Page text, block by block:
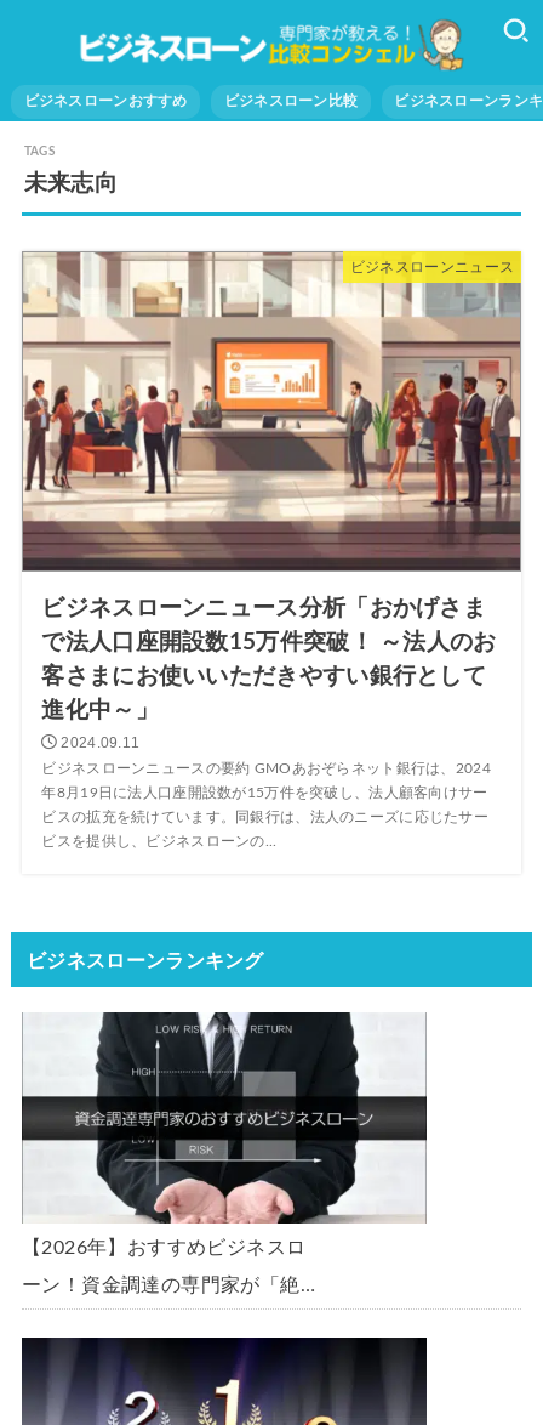
ビジネスローンおすすめ ビジネスローン比較 ビジネスローンラン
未来志向
ビジネスローンニュース
ビジネスローンニュース分析「おかげさま
で法人口座開設数15万件突破！ ～法人のお
客さまにお使いいただきやすい銀行として
進化中～」
2024.09.11
ビジネスローンニュースの要約 GMOあおぞらネット銀行は、2024
年8月19日に法人口座開設数が15万件を突破し、法人顧客向けサー
ビスの拡充を続けています。同銀行は、法人のニーズに応じたサー
ビスを提供し、ビジネスローンの...
ビジネスローンランキング
【2026年】おすすめビジネスロ
ーン！資金調達の専門家が「絶
ーン・事業者ローン・商工ローン
ランキング